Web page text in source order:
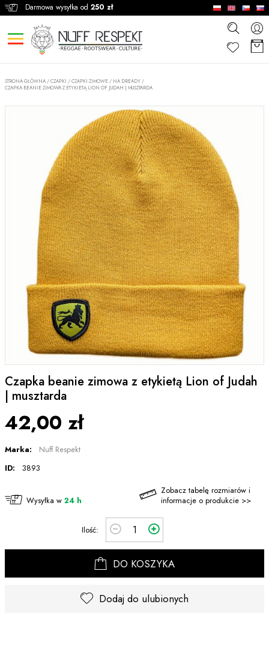
Darmowa wysyłka od 250 zł
STRONA GŁÓWNA /CZAPKI /CZAPKI ZIMOWE / NA DREADY /
CZAPKA BEANIE ZIMOWA Z ETYKIETĄ LION OF JUDAH | MUSZTARDA
Czapka beanie zimowa z etykietą Lion of Judah
| musztarda
42,00 zł
Marka:
Nuff Respekt
ID:
3893
Wysyłka w 24 h
Zobacz tabelę rozmiarów i
informacje o produkcie >>
Ilość:
DO KOSZYKA
Dodaj do ulubionych